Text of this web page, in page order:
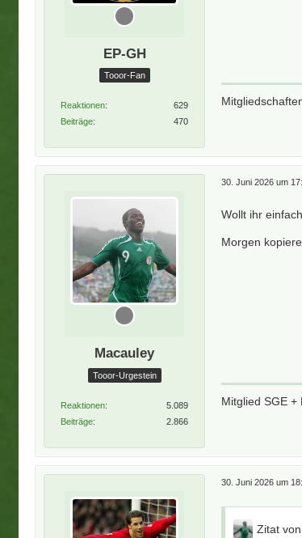
EP-GH
Tooor-Fan
Reaktionen
629
Beiträge
470
Macauley
Tooor-Urgestein
Reaktionen
5.089
Beiträge
2.866
30. Juni 2026 um
Wollt ihr
Morgen
Mitglied SGE +
30. Juni 2026 um
Zitat